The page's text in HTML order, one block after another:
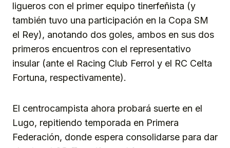
ligueros con el primer equipo tinerfeñista (y
también tuvo una participación en la Copa SM
el Rey), anotando dos goles, ambos en sus dos
primeros encuentros con el representativo
insular (ante el Racing Club Ferrol y el RC Celta
Fortuna, respectivamente).
El centrocampista ahora probará suerte en el
Lugo, repitiendo temporada en Primera
Federación, donde espera consolidarse para dar